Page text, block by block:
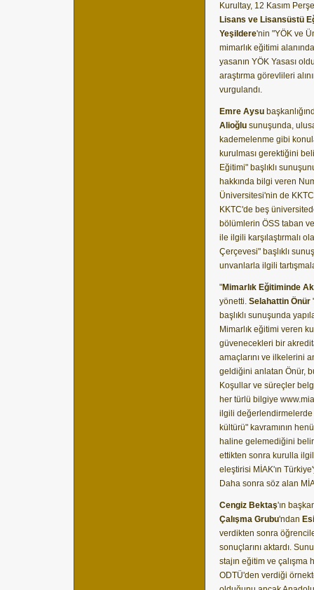
Kurultay, 12 Kasım
Lisans ve Lisansüstü
Yeşildere'nin "YÖK ve
mimarlık eğitimi
yasanın YÖK Yasası
araştırma görevlileri
vurgulandı.
Emre Aysu
Alioğlu sunuşunda,
kademelenme gibi
kurulması gerektiğini
Eğitimi" başlıklı
hakkında bilgi veren
Üniversitesi'nin de
KKTC'de beş
bölümlerin ÖSS taban
ile ilgili karşılaştırmalı
Çerçevesi" başlıklı
unvanlarla ilgili
"Mimarlık Eğitiminde
yönetti. Selahattin Önür
başlıklı sunuşunda
Mimarlık eğitimi veren
güvenecekleri bir
amaçlarını ve ilkelerini
geldiğini anlatan Önür,
Koşullar ve süreçler
her türlü bilgiye
ilgili
kültürü" kavramının
haline gelemediğini
ettikten sonra kurulla
eleştirisi MİAK'ın
Daha sonra söz alan
Cengiz Bektaş'ın
Çalışma Grubu'ndan
verdikten sonra
sonuçlarını aktardı.
stajın eğitim ve çalışma
ODTÜ'den verdiği